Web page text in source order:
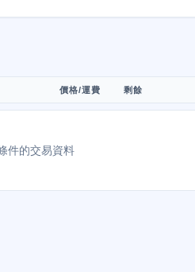
價格/運費 剩餘
件的交易資料